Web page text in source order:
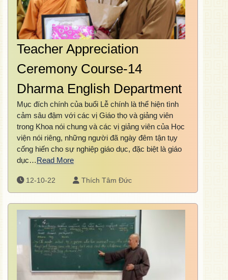
Teacher Appreciation
Ceremony Course-14
Dharma English Department
Mục đích chính của buổi Lễ chính là thể hiện tình
cảm sâu đậm với các vị Giáo thọ và giảng viên
trong Khoa nói chung và các vị giảng viên của Học
viện nói riêng, những người đã ngày đêm tận tụy
cống hiến cho sự nghiệp giáo dục, đặc biệt là giáo
dục…Read More
12-10-22 Thích Tâm Đức